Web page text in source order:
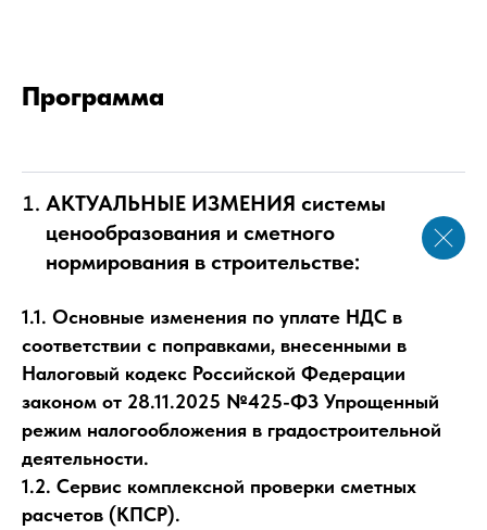
Программа
АКТУАЛЬНЫЕ ИЗМЕНИЯ системы
ценообразования и сметного
нормирования в строительстве:
1.1. Основные изменения по уплате НДС в
соответствии с поправками, внесенными в
Налоговый кодекс Российской Федерации
законом от 28.11.2025 №425-ФЗ Упрощенный
режим налогообложения в градостроительной
деятельности.
1.2. Сервис комплексной проверки сметных
расчетов (КПСР).